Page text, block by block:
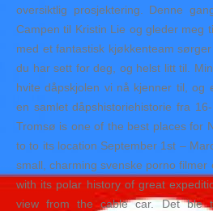
oversiktlig prosjektering. Denne
Campen til Kristin Lie og gleder meg
med et fantastisk kjøkkenteam
du har sett for deg, og helst litt til.
hvite dåpskjolen vi nå kjenner til, og
en samlet dåpshistoriehistorie fra
Tromsø is one of the best places for
to to its location September 1st –
small, charming svenske porno
with its polar history of great
view from the cable car. Det ble